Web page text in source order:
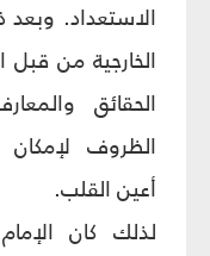
الاستعداد.
الخارجية من قبل
الحقائق
الظروف
أعين القلب.
لذلك كان